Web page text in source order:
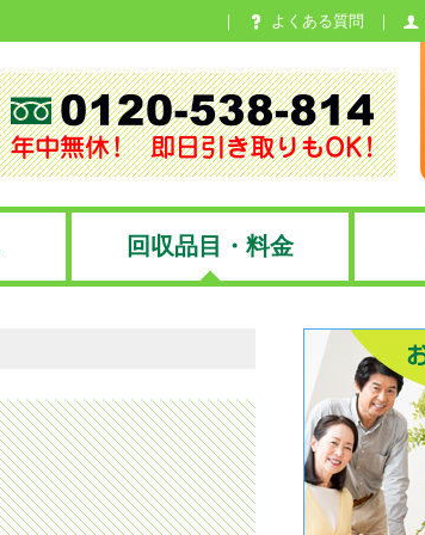
よくある質問
回収品目・料金